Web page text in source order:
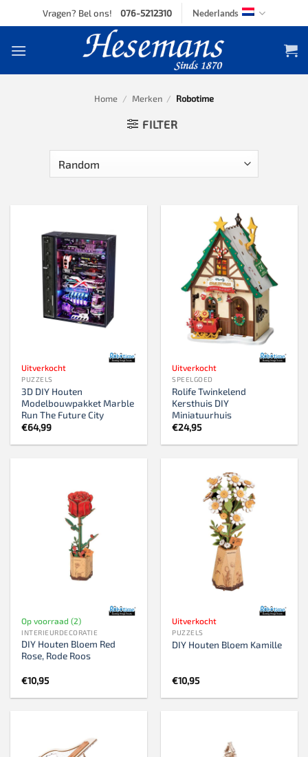
to
Vragen? Bel ons! 076-5212310 Nederlands
Home / Merken / Robotime
FILTER
Uitverkocht
PUZZELS
3D DIY Houten
Modelbouwpakket Marble
Run The Future City
€64,99
Uitverkocht
SPEELGOED
Rolife Twinkelend
Kersthuis DIY
Miniatuurhuis
€24,95
Op voorraad (2)
INTERIEURDECORATIE
DIY Houten Bloem Red
Rose, Rode Roos
€10,95
Uitverkocht
PUZZELS
DIY Houten Bloem Kamille
€10,95